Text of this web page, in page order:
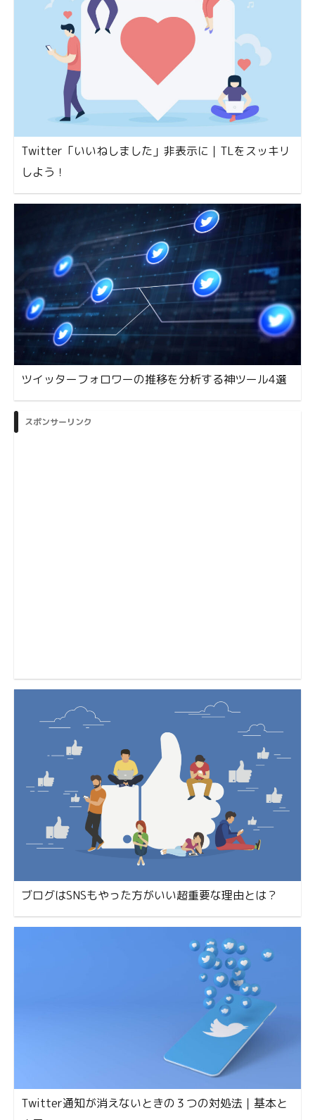
Twitter「いいねしました」非表示に｜TLをスッキリ
しよう！
ツイッターフォロワーの推移を分析する神ツール4選
スポンサーリンク
ブログはSNSもやった方がいい超重要な理由とは？
Twitter通知が消えないときの３つの対処法｜基本と